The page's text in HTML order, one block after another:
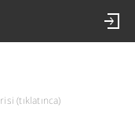
(tıklatınca)